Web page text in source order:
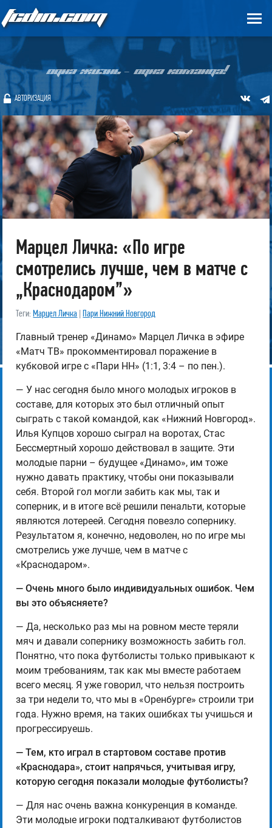
FCDIN.COM
ОДНА ЖИЗНЬ – ОДНА КОМАНДА!
АВТОРИЗАЦИЯ
Марцел Личка: «По игре
смотрелись лучше, чем в матче с
„Краснодаром”»
Теги:Марцел Личка |Пари Нижний Новгород
Главный тренер «Динамо» Марцел Личка в эфире
«Матч ТВ» прокомментировал поражение в
кубковой игре с «Пари НН» (1:1, 3:4 – по пен.).
— У нас сегодня было много молодых игроков в
составе, для которых это был отличный опыт
сыграть с такой командой, как «Нижний Новгород».
Илья Купцов хорошо сыграл на воротах, Стас
Бессмертный хорошо действовал в защите. Эти
молодые парни – будущее «Динамо», им тоже
нужно давать практику, чтобы они показывали
себя. Второй гол могли забить как мы, так и
соперник, и в итоге всё решили пенальти, которые
являются лотереей. Сегодня повезло сопернику.
Результатом я, конечно, недоволен, но по игре мы
смотрелись уже лучше, чем в матче с
«Краснодаром».
— Очень много было индивидуальных ошибок. Чем
вы это объясняете?
— Да, несколько раз мы на ровном месте теряли
мяч и давали сопернику возможность забить гол.
Понятно, что пока футболисты только привыкают к
моим требованиям, так как мы вместе работаем
всего месяц. Я уже говорил, что нельзя построить
за три недели то, что мы в «Оренбурге» строили три
года. Нужно время, на таких ошибках ты учишься и
прогрессируешь.
— Тем, кто играл в стартовом составе против
«Краснодара», стоит напрячься, учитывая игру,
которую сегодня показали молодые футболисты?
— Для нас очень важна конкуренция в команде.
Эти молодые игроки подталкивают футболистов